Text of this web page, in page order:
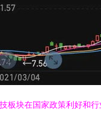
板块在国家政策利好和